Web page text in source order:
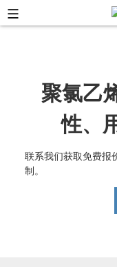
聚氯乙
性、
联系我们获取免费报
制。